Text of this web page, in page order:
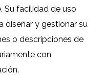
Su facilidad de uso
diseñar y gestionar su
o descripciones de
con